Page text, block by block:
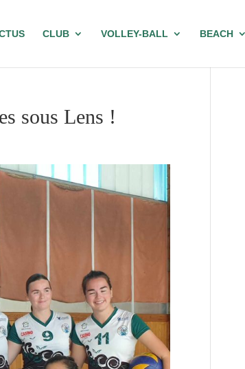
CLUB VOLLEY-BALL BEACH
sous Lens !